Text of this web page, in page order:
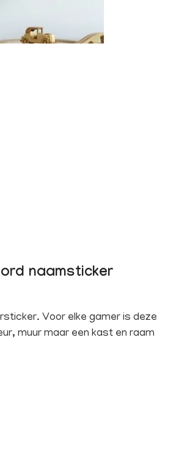
naamsticker
Voor elke gamer is deze
muur maar een kast en raam